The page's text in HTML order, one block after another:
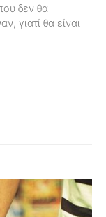
δεν θα
γιατί θα είναι